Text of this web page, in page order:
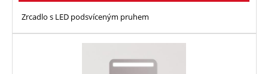
Zrcadlo s LED podsvíceným pruhem